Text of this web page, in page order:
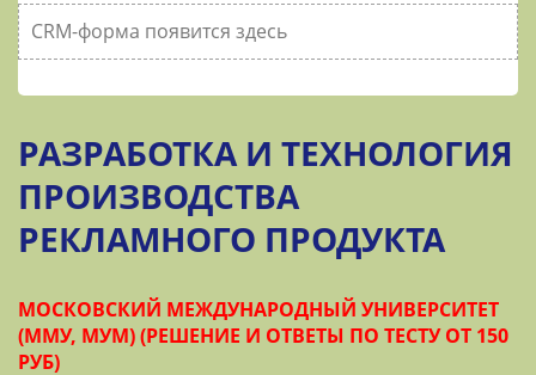
CRM-форма появится здесь
РАЗРАБОТКА И ТЕХНОЛОГИЯ
ПРОИЗВОДСТВА
РЕКЛАМНОГО ПРОДУКТА
МОСКОВСКИЙ МЕЖДУНАРОДНЫЙ УНИВЕРСИТЕТ
(ММУ, МУМ) (РЕШЕНИЕ И ОТВЕТЫ ПО ТЕСТУ ОТ 150
РУБ)